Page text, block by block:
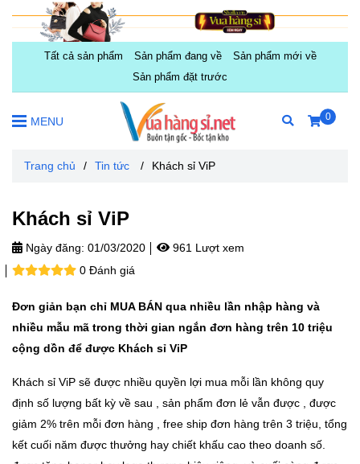
Khách sỉ ViP
Ngày đăng: 01/03/2020
961 Lượt xem
0 Đánh giá
Đơn giản bạn chỉ MUA BÁN qua nhiều lần nhập hàng và
nhiều mẫu mã trong thời gian ngắn đơn hàng trên 10 triệu
cộng dồn để được Khách sỉ ViP
Khách sỉ ViP sẽ được nhiều quyền lợi mua mỗi lần không quy
định số lượng bất kỳ về sau , sản phẩm đơn lẻ vẫn được , được
giảm 2% trên mỗi đơn hàng , free ship đơn hàng trên 3 triệu, tổng
kết cuối năm được thưởng hay chiết khấu cao theo doanh số.
Trang chủ / Tin tức / Khách sỉ ViP
Tất cả sản phẩm Sản phẩm đang về
Sản phẩm mới về
Sản phẩm đặt trước
0
MENU